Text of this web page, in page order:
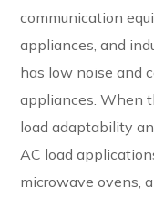
communication
appliances, and
has low noise and
appliances. When
load adaptability
AC load
microwave ovens,